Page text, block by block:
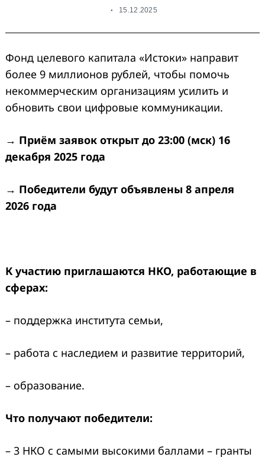
15.12.2025
Фонд целевого капитала «Истоки» направит
более 9 миллионов рублей, чтобы помочь
некоммерческим организациям усилить и
обновить свои цифровые коммуникации.
→ Приём заявок открыт до 23:00 (мск) 16
декабря 2025 года
→ Победители будут объявлены 8 апреля
2026 года
К участию приглашаются НКО, работающие в
сферах:
– поддержка института семьи,
– работа с наследием и развитие территорий,
– образование.
Что получают победители:
– 3 НКО с самыми высокими баллами – гранты